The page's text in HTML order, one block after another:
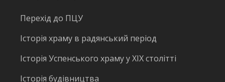
Перехід до ПЦУ
Історія храму в радянський період
Історія Успенського храму у ХІХ столітті
Історія будівництва